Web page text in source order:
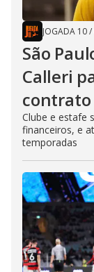
JOGADA 10/
São
Calleri
contrato
Clube e estafe
financeiros, e
temporadas